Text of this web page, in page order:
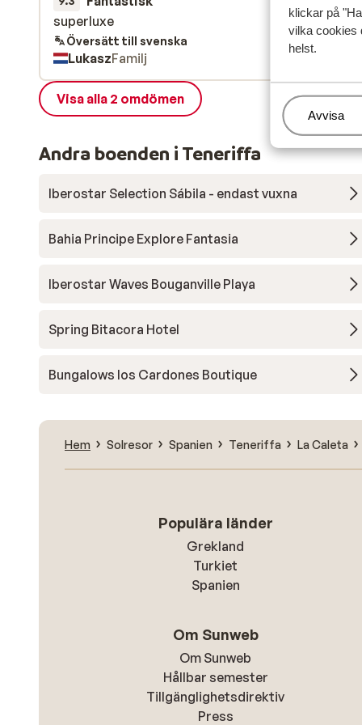
klickar på
vilka cookies
helst.
Hantera
Avvisa
superluxe
superluxe
Översätt till svenska
LukaszFamilj
Visa alla 2 omdömen
Andra boenden i Teneriffa
Iberostar Selection Sábila - endast vuxna
Bahia Principe Explore Fantasia
Iberostar Waves Bouganville Playa
Spring Bitacora Hotel
Bungalows los Cardones Boutique
Hem Solresor Spanien Teneriffa La Caleta
Populära länder
Grekland
Turkiet
Spanien
Om Sunweb
Om Sunweb
Hållbar semester
Tillgänglighetsdirektiv
Press